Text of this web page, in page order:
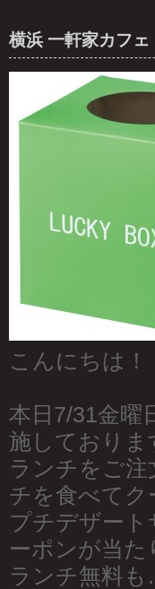
横浜 一軒家カフ
こんにちは！
本日7/31金曜
施しておりま
ランチをご
チを食べて
プチデザー
ーポンが当た
ランチ無料も